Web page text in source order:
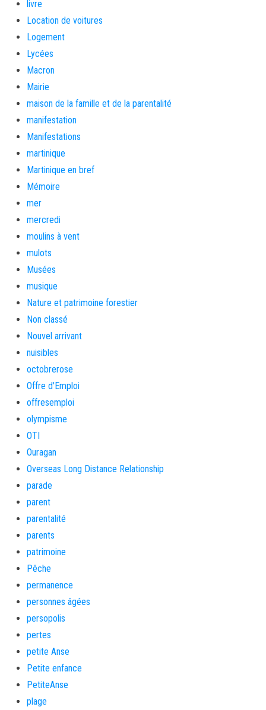
livre
Location de voitures
Logement
Lycées
Macron
Mairie
maison de la famille et de la parentalité
manifestation
Manifestations
martinique
Martinique en bref
Mémoire
mer
mercredi
moulins à vent
mulots
Musées
musique
Nature et patrimoine forestier
Non classé
Nouvel arrivant
nuisibles
octobrerose
Offre d'Emploi
offresemploi
olympisme
OTI
Ouragan
Overseas Long Distance Relationship
parade
parent
parentalité
parents
patrimoine
Pêche
permanence
personnes âgées
persopolis
pertes
petite Anse
Petite enfance
PetiteAnse
plage